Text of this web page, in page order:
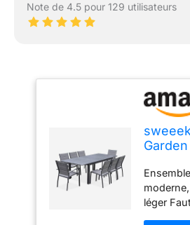
Note de 4.5 pour 129 utilisateurs
Taupe
léger